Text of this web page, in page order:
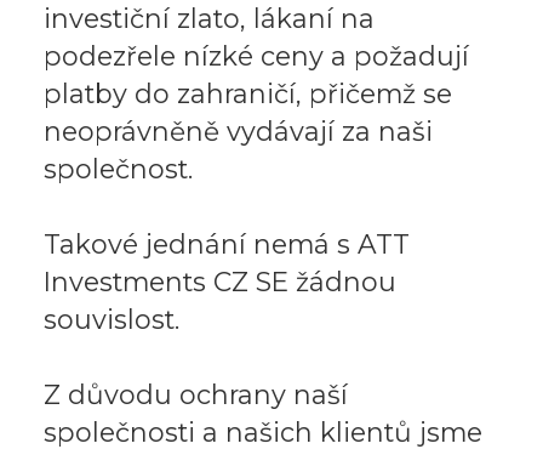
investiční zlato, lákaní na
podezřele nízké ceny a požadují
platby do zahraničí, přičemž se
neoprávněně vydávají za naši
společnost.
Takové jednání nemá s ATT
Investments CZ SE žádnou
souvislost.
Z důvodu ochrany naší
společnosti a našich klientů jsme